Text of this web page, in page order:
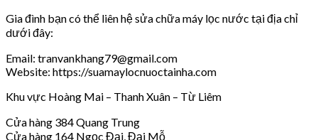
Gia đình bạn có thể liên hệ sửa chữa máy lọc nước tại địa chỉ
dưới đây:
Email: tranvankhang79@gmail.com
Website: https://suamaylocnuoctainha.com
Khu vực Hoàng Mai – Thanh Xuân – Từ Liêm
Cửa hàng 384 Quang Trung
Cửa hàng 164 Ngọc Đại, Đại Mỗ